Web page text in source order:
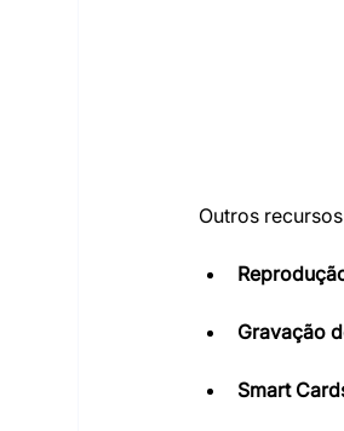
Outros
Gravação
Smart